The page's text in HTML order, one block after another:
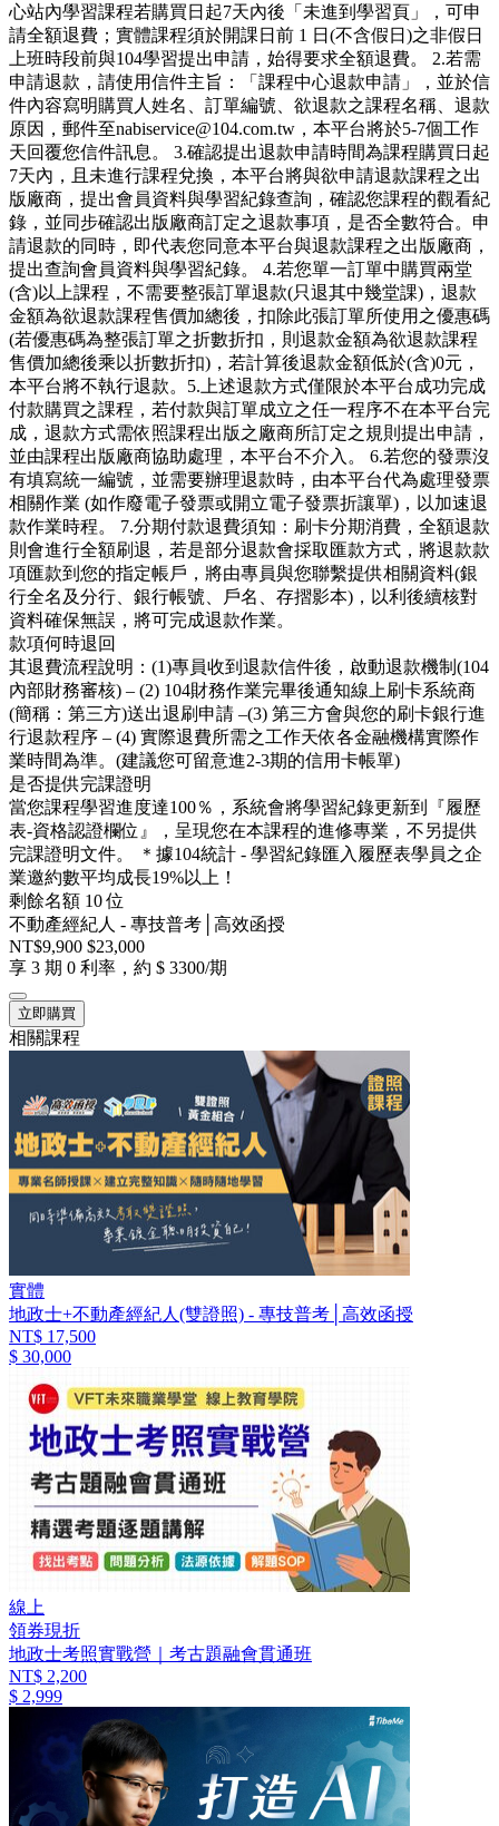
心站內學習課程若購買日起7天內後「未進到學習頁」，可申
請全額退費；實體課程須於開課日前 1 日(不含假日)之非假日
上班時段前與104學習提出申請，始得要求全額退費。 2.若需
申請退款，請使用信件主旨：「課程中心退款申請」，並於信
件內容寫明購買人姓名、訂單編號、欲退款之課程名稱、退款
原因，郵件至nabiservice@104.com.tw，本平台將於5-7個工作
天回覆您信件訊息。 3.確認提出退款申請時間為課程購買日起
7天內，且未進行課程兌換，本平台將與欲申請退款課程之出
版廠商，提出會員資料與學習紀錄查詢，確認您課程的觀看紀
錄，並同步確認出版廠商訂定之退款事項，是否全數符合。申
請退款的同時，即代表您同意本平台與退款課程之出版廠商，
提出查詢會員資料與學習紀錄。 4.若您單一訂單中購買兩堂
(含)以上課程，不需要整張訂單退款(只退其中幾堂課)，退款
金額為欲退款課程售價加總後，扣除此張訂單所使用之優惠碼
(若優惠碼為整張訂單之折數折扣，則退款金額為欲退款課程
售價加總後乘以折數折扣)，若計算後退款金額低於(含)0元，
本平台將不執行退款。5.上述退款方式僅限於本平台成功完成
付款購買之課程，若付款與訂單成立之任一程序不在本平台完
成，退款方式需依照課程出版之廠商所訂定之規則提出申請，
並由課程出版廠商協助處理，本平台不介入。 6.若您的發票沒
有填寫統一編號，並需要辦理退款時，由本平台代為處理發票
相關作業 (如作廢電子發票或開立電子發票折讓單)，以加速退
款作業時程。 7.分期付款退費須知：刷卡分期消費，全額退款
則會進行全額刷退，若是部分退款會採取匯款方式，將退款款
項匯款到您的指定帳戶，將由專員與您聯繫提供相關資料(銀
行全名及分行、銀行帳號、戶名、存摺影本)，以利後續核對
資料確保無誤，將可完成退款作業。
款項何時退回
其退費流程說明：(1)專員收到退款信件後，啟動退款機制(104
內部財務審核) – (2) 104財務作業完畢後通知線上刷卡系統商
(簡稱：第三方)送出退刷申請 –(3) 第三方會與您的刷卡銀行進
行退款程序 – (4) 實際退費所需之工作天依各金融機構實際作
業時間為準。(建議您可留意進2-3期的信用卡帳單)
是否提供完課證明
當您課程學習進度達100％，系統會將學習紀錄更新到『履歷
表-資格認證欄位』，呈現您在本課程的進修專業，不另提供
完課證明文件。 ＊據104統計 - 學習紀錄匯入履歷表學員之企
業邀約數平均成長19%以上！
剩餘名額 10 位
不動產經紀人 - 專技普考│高效函授
NT$9,900 $23,000
享 3 期 0 利率，約 $ 3300/期
立即購買
相關課程
實體
地政士+不動產經紀人(雙證照) - 專技普考│高效函授
NT$ 17,500
$ 30,000
線上
領券現折
地政士考照實戰營｜考古題融會貫通班
NT$ 2,200
$ 2,999